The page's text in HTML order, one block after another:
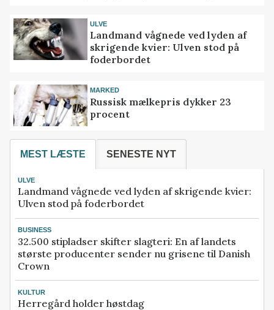
ULVE
Landmand vågnede ved lyden af
skrigende kvier: Ulven stod på
foderbordet
MARKED
Russisk mælkepris dykker 23
procent
MEST LÆSTE SENESTE NYT
ULVE
Landmand vågnede ved lyden af skrigende kvier:
Ulven stod på foderbordet
BUSINESS
32.500 stipladser skifter slagteri: En af landets
største producenter sender nu grisene til Danish
Crown
KULTUR
Herregård holder høstdag